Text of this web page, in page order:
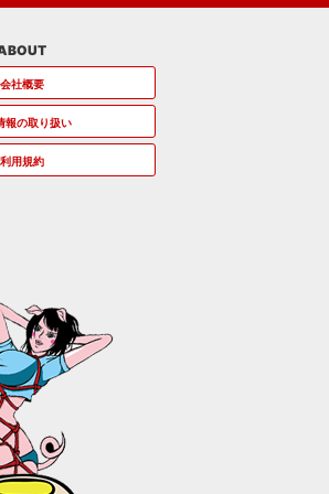
会社概要
報の取り扱い
利用規約